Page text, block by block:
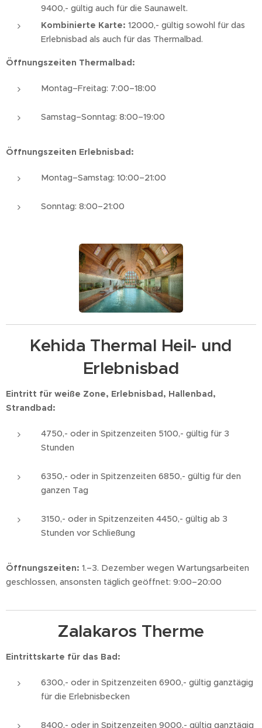
9400,- gültig auch für die Saunawelt.
Kombinierte Karte: 12000,- gültig sowohl für das
Erlebnisbad als auch für das Thermalbad.
Öffnungszeiten Thermalbad:
Montag–Freitag: 7:00–18:00
Samstag–Sonntag: 8:00–19:00
Öffnungszeiten Erlebnisbad:
Montag–Samstag: 10:00–21:00
Sonntag: 8:00–21:00
Kehida Thermal Heil- und
Erlebnisbad
Eintritt für weiße Zone, Erlebnisbad, Hallenbad,
Strandbad:
4750,- oder in Spitzenzeiten 5100,- gültig für 3
Stunden
6350,- oder in Spitzenzeiten 6850,- gültig für den
ganzen Tag
3150,- oder in Spitzenzeiten 4450,- gültig ab 3
Stunden vor Schließung
Öffnungszeiten: 1.–3. Dezember wegen Wartungsarbeiten
geschlossen, ansonsten täglich geöffnet: 9:00–20:00
Zalakaros Therme
Eintrittskarte für das Bad:
6300,- oder in Spitzenzeiten 6900,- gültig ganztägig
für die Erlebnisbecken
8400,- oder in Spitzenzeiten 9000,- gültig ganztägig